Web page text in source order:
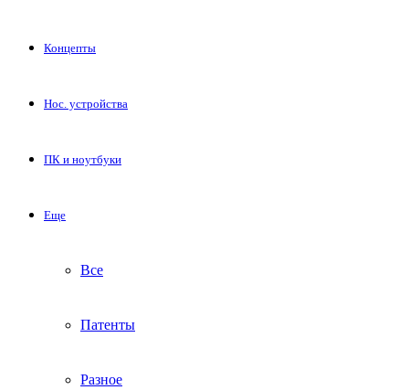
Концепты
Нос. устройства
ПК и ноутбуки
Еще
Все
Патенты
Разное